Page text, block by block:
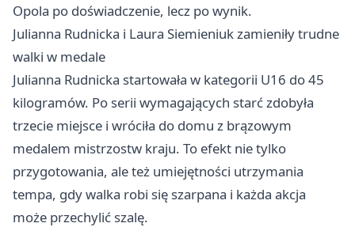
Opola po doświadczenie, lecz po wynik.
Julianna Rudnicka i Laura Siemieniuk zamieniły trudne
walki w medale
Julianna Rudnicka startowała w kategorii U16 do 45
kilogramów. Po serii wymagających starć zdobyła
trzecie miejsce i wróciła do domu z brązowym
medalem mistrzostw kraju. To efekt nie tylko
przygotowania, ale też umiejętności utrzymania
tempa, gdy walka robi się szarpana i każda akcja
może przechylić szalę.